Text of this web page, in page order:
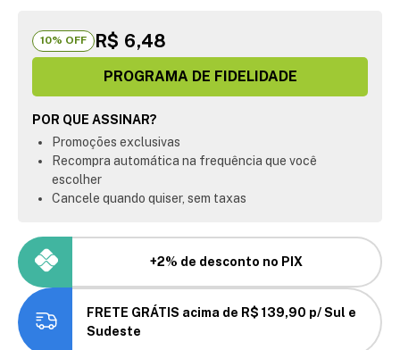
10% OFF R$ 6,48
PROGRAMA DE FIDELIDADE
POR QUE ASSINAR?
Promoções exclusivas
Recompra automática na frequência que você
escolher
Cancele quando quiser, sem taxas
+2% de desconto no PIX
FRETE GRÁTIS acima de R$ 139,90 p/ Sul e
Sudeste